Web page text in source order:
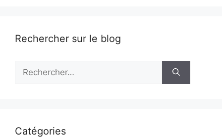
Rechercher sur le blog
Catégories